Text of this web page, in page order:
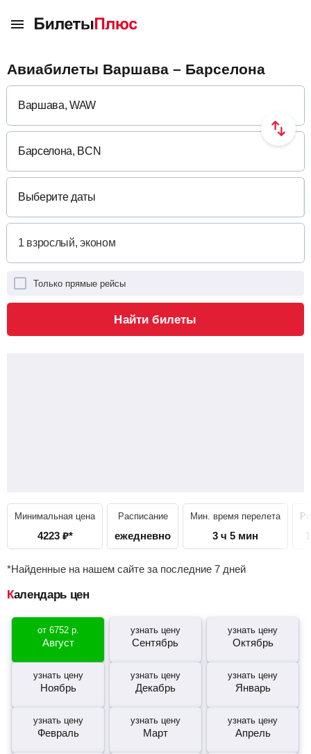
Авиабилеты Варшава – Барселона
Выберите даты
Только прямые рейсы
Найти билеты
Минимальная цена
4223 ₽*
Расписание
ежедневно
Мин. время перелета
3 ч 5 мин
*Найденные на нашем сайте за последние 7 дней
Календарь цен
от 6752р.
Август
узнать цену
Сентябрь
узнать цену
Октябрь
узнать цену
Ноябрь
узнать цену
Декабрь
узнать цену
Январь
узнать цену
Февраль
узнать цену
Март
узнать цену
Апрель